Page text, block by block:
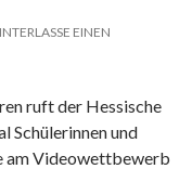
EINEN
ruft der Hessische
Schülerinnen und
am Videowettbewerb